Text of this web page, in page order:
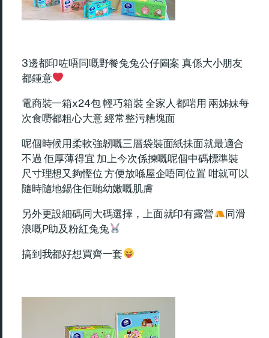
3邊都印咗唔同嘅野餐兔兔公仔圖案 真係大小朋友
都鍾意
電商裝一箱x24包 輕巧箱裝 全家人都啱用 兩姊妹每
次食嘢都粗心大意 經常整污糟塊面
呢個時候用柔軟強韌嘅三層袋裝面紙抺面就最適合
不過 佢厚薄得宜 加上今次係揀嘅呢個中碼標準裝
尺寸理想又夠慳位 方便放喺屋企唔同位置 咁就可以
隨時隨地錫住佢哋幼嫩嘅肌膚
另外更設細碼同大碼選擇，上面就印有露營
同滑
浪嘅P助及粉紅兔兔
搞到我都好想買齊一套